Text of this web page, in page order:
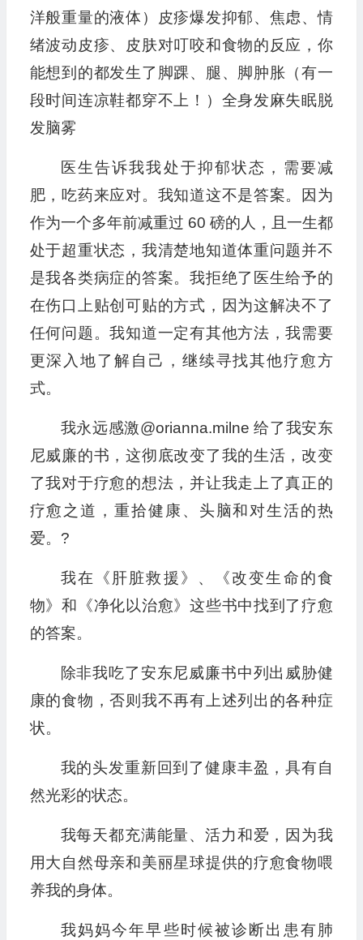
洋般重量的液体）皮疹爆发抑郁、焦虑、情
绪波动皮疹、皮肤对叮咬和食物的反应，你
能想到的都发生了脚踝、腿、脚肿胀（有一
段时间连凉鞋都穿不上！）全身发麻失眠脱
发脑雾
医生告诉我我处于抑郁状态，需要减
肥，吃药来应对。我知道这不是答案。因为
作为一个多年前减重过 60 磅的人，且一生都
处于超重状态，我清楚地知道体重问题并不
是我各类病症的答案。我拒绝了医生给予的
在伤口上贴创可贴的方式，因为这解决不了
任何问题。我知道一定有其他方法，我需要
更深入地了解自己，继续寻找其他疗愈方
式。
我永远感激@orianna.milne 给了我安东
尼威廉的书，这彻底改变了我的生活，改变
了我对于疗愈的想法，并让我走上了真正的
疗愈之道，重拾健康、头脑和对生活的热
爱。?
我在《肝脏救援》、《改变生命的食
物》和《净化以治愈》这些书中找到了疗愈
的答案。
除非我吃了安东尼威廉书中列出威胁健
康的食物，否则我不再有上述列出的各种症
状。
我的头发重新回到了健康丰盈，具有自
然光彩的状态。
我每天都充满能量、活力和爱，因为我
用大自然母亲和美丽星球提供的疗愈食物喂
养我的身体。
我妈妈今年早些时候被诊断出患有肺